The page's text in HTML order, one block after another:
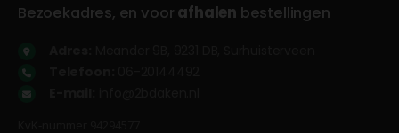
Bezoekadres, en voor afhalen bestellingen